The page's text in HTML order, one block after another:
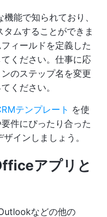
能で知られており、
ムすることができま
ィールドを定義した
ください。仕事に応
のステップ名を変更
ください。
テンプレート を使
件にぴったり合った
インしましょう。
アプリと
などの他の